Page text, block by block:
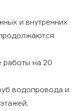
и внутренних
на 20
водопровода и